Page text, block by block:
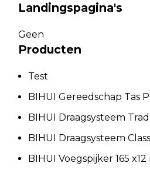
Landingspagina's
Geen
Producten
Test
BIHUI Gereedschap Tas
BIHUI Draagsysteem
BIHUI Draagsysteem
BIHUI Voegspijker 165